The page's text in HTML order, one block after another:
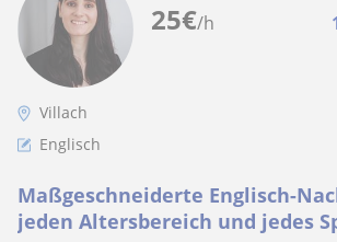
25€/h
Villach
Englisch
Maßgeschneiderte Englisch-
jeden Altersbereich und jedes